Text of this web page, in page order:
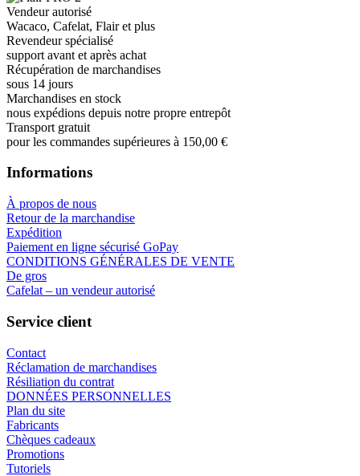
Vendeur autorisé
Wacaco, Cafelat, Flair et plus
Revendeur spécialisé
support avant et après achat
Récupération de marchandises
sous 14 jours
Marchandises en stock
nous expédions depuis notre propre entrepôt
Transport gratuit
pour les commandes supérieures à 150,00 €
Informations
À propos de nous
Retour de la marchandise
Expédition
Paiement en ligne sécurisé GoPay
CONDITIONS GÉNÉRALES DE VENTE
De gros
Cafelat – un vendeur autorisé
Service client
Contact
Réclamation de marchandises
Résiliation du contrat
DONNÉES PERSONNELLES
Plan du site
Fabricants
Chèques cadeaux
Promotions
Tutoriels